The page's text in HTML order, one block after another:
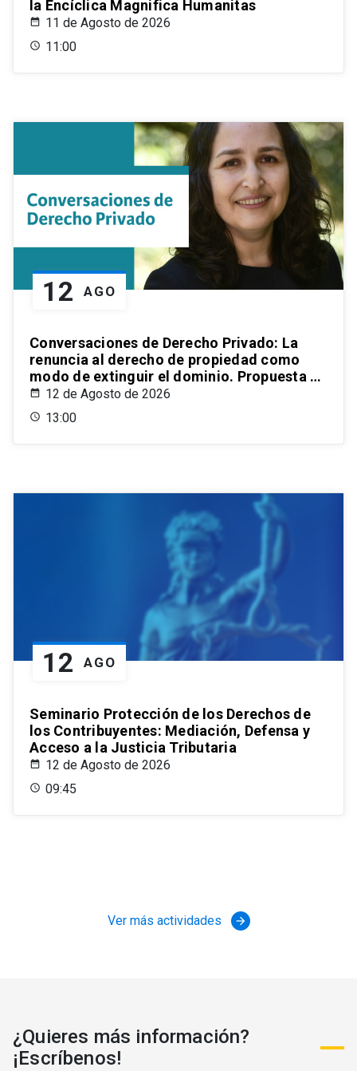
la Encíclica Magnifica Humanitas
11 de Agosto de 2026
11:00
12 AGO
Conversaciones de Derecho Privado: La
renuncia al derecho de propiedad como
modo de extinguir el dominio. Propuesta de
un estatuto para el ordenamiento civil
chileno
12 de Agosto de 2026
13:00
12 AGO
Seminario Protección de los Derechos de
los Contribuyentes: Mediación, Defensa y
Acceso a la Justicia Tributaria
12 de Agosto de 2026
09:45
Ver más actividades arrow_forward
¿Quieres más información?
¡Escríbenos!